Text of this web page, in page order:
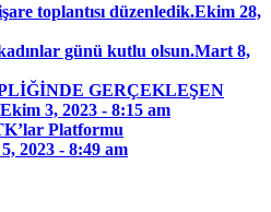
toplantısı düzenledik.Ekim 28,
günü kutlu olsun.Mart 8,
GERÇEKLEŞEN
Ekim 3, 2023 - 8:15 am
Platformu
2023 - 8:49 am